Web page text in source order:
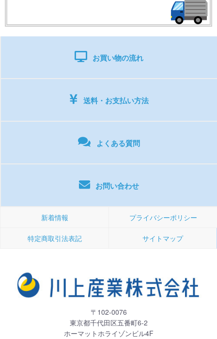
お買い物の流れ
送料・お支払い方法
よくある質問
お問い合わせ
新着情報 プライバシーポリシー
特定商取引法表記 サイトマップ
〒102-0076
東京都千代田区五番町6-2
ホーマットホライゾンビル4F